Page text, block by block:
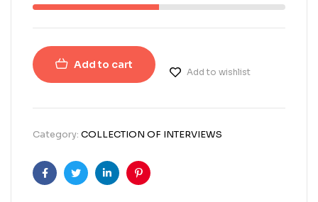
Add to cart
Add to wishlist
Category: COLLECTION OF INTERVIEWS
FacebookTwitterLinkedinPinterest